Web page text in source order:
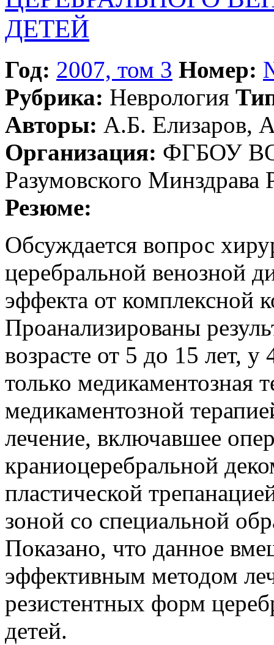
ДЕТЕЙ
Год: 2007, том 3 Номер:
Рубрика: Неврология
Авторы: А.Б. Елизаров,
Организация: ФГБОУ
Разумовского Минздрава
Резюме:
Обсуждается вопрос
церебральной венозной
эффекта от комплексной
Проанализированы
возрасте от 5 до 15 лет, у
только медикаментозная
медикаментозной
лечение, включавшее
краниоцеребральной
пластической
зоной со специальной
Показано, что данное
эффективным методом
резистентных форм
детей.